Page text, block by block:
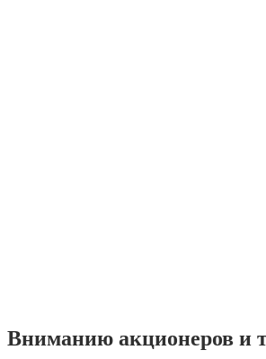
Вниманию акционеров и